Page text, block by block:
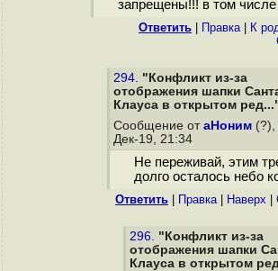
запрещены!!! в том числе
Ответить Правка| К
294. "Конфликт из-за
отображения шапки
Клауса в открытом
Сообщение от аНоним (?),
Дек-19, 21:34
Не переживай, этим
долго осталось небо
Ответить Правка| Наверх
296. "Конфликт из-за
отображения шапки
Клауса в открытом